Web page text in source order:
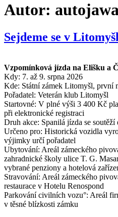
Autor:
Sejdeme se v
Vzpomínková jízda na Elišku a
Kdy: 7. až 9. srpna 2026
Kde: Státní zámek Litomyšl, první
Pořadatel: Veterán klub Litomyšl
Startovné: V plné výši 3 400 Kč
při elektronické registraci
Druh akce: Spanilá jízda se soutěží
Určeno pro: Historická vozidla
výjimky určí pořadatel
Ubytování: Areál zámeckého
zahradnické školy ulice T. G.
vybrané penziony a hotelová
Stravování: Areál zámeckého
restaurace v Hotelu Renospond
Parkování civilních vozu°: Areál
v těsné blízkosti zámku